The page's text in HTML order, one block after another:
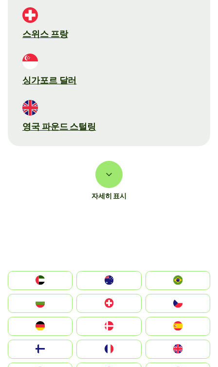
스위스 프랑
싱가포르 달러
영국 파운드 스털링
자세히 표시
الإمارات العربية المتحدة
Switzerland
Deutschland
United Kingdom